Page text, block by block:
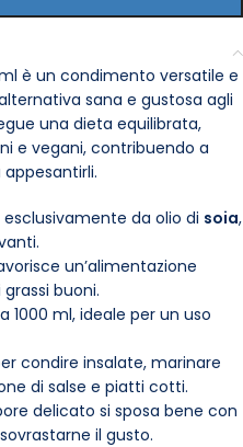
è un condimento versatile e
sana e gustosa agli
una dieta equilibrata,
e vegani, contribuendo a
da olio di soia,
un’alimentazione
buoni.
1000 ml, ideale per un uso
condire insalate, marinare
di salse e piatti cotti.
delicato si sposa bene con
il gusto.